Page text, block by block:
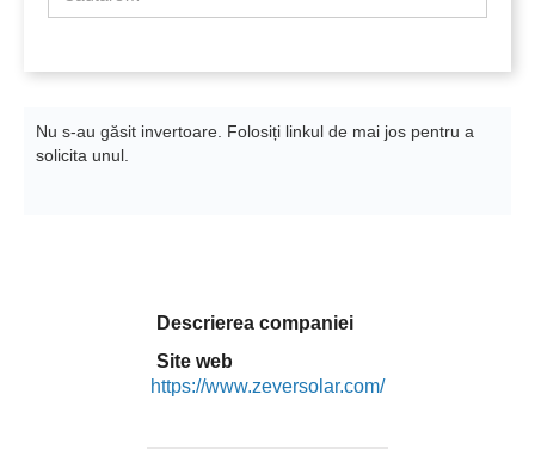
Nu s-au găsit invertoare. Folosiți linkul de mai jos pentru a
solicita unul.
Descrierea companiei
Site web
https://www.zeversolar.com/